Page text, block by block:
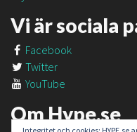
Vi är sociala
Facebook
Twitter
YouTube
Om Hype.se